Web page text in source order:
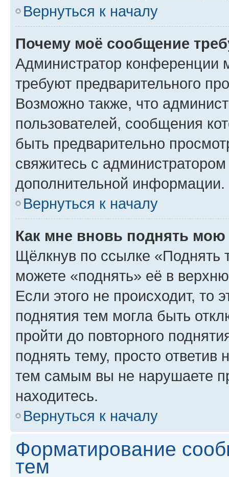
Вернуться к началу
Почему моё сообщение
Администратор конференции
требуют предварительного
Возможно также, что
пользователей, сообщения
быть предварительно
свяжитесь с
дополнительной информации.
Вернуться к началу
Как мне вновь поднять мою
Щёлкнув по ссылке «Поднять
можете «поднять» её в
Если этого не происходит, то
поднятия тем могла быть
пройти до повторного
поднять тему, просто ответив
тем самым вы не нарушаете
находитесь.
Вернуться к началу
Форматирование
тем